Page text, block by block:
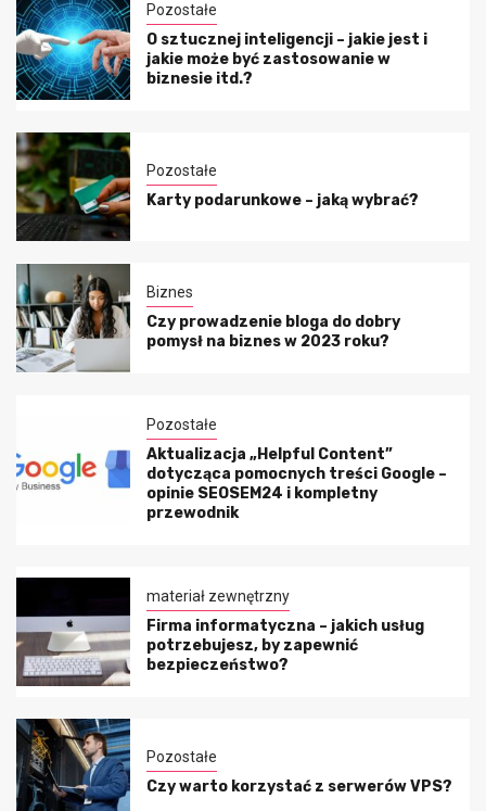
Pozostałe
O sztucznej inteligencji – jakie jest i
jakie może być zastosowanie w
biznesie itd.?
Pozostałe
Karty podarunkowe – jaką wybrać?
Biznes
Czy prowadzenie bloga do dobry
pomysł na biznes w 2023 roku?
Pozostałe
Aktualizacja „Helpful Content”
dotycząca pomocnych treści Google –
opinie SEOSEM24 i kompletny
przewodnik
materiał zewnętrzny
Firma informatyczna – jakich usług
potrzebujesz, by zapewnić
bezpieczeństwo?
Pozostałe
Czy warto korzystać z serwerów VPS?